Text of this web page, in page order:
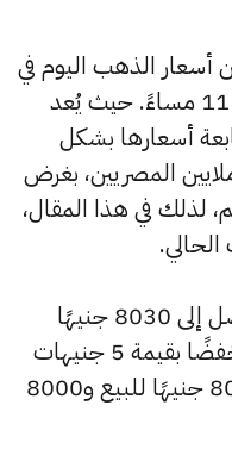
الذهب اليوم في
مصر الجمعة 8 مايو الساعة 11:15 مساءً. حيث يُعد
أسعارها بشكل
المصريين، بغرض
لذلك في هذا المقال،
سجل سعر عيار 24 انخفاضًا ليصل إلى 8030 جنيهًا
للبيع و7995 جنيهًا للشراء، منخفضًا بقيمة 5 جنيهات
عن السعر السابق الذي كان 8045 جنيهًا للبيع و8000